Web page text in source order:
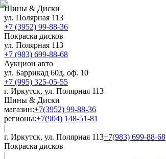
Шины & Диски
ул. Полярная 113
+7 (3952) 99-88-36
Покраска дисков
ул. Полярная 113
+7 (983) 699-88-68
Аукцион авто
ул. Баррикад 60д, оф. 10
+7 (995) 325-05-55
г. Иркутск, ул. Полярная 113
Шины & Диски
магазин:+7(3952) 99-88-36
регионы:+7(904) 148-51-81
|
г. Иркутск, ул. Полярная 113+7(983) 699-88-68
Покраска дисков
|